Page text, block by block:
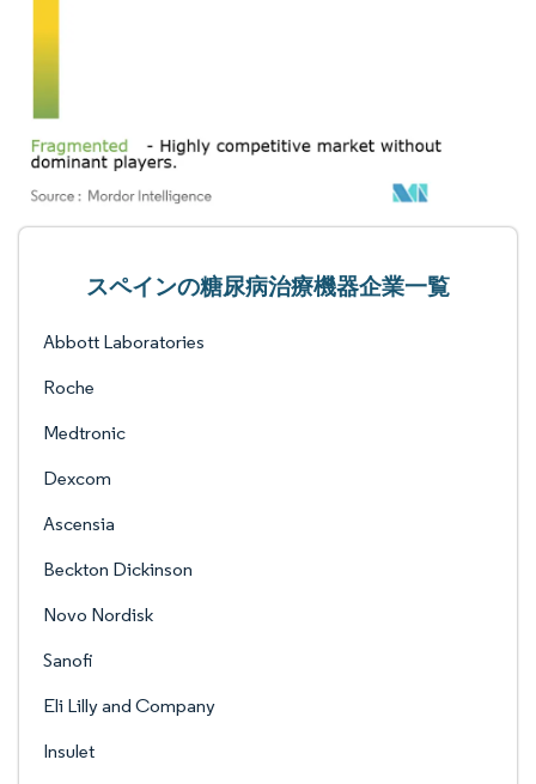
スペインの糖尿病治療機器企業一覧
Abbott Laboratories
Roche
Medtronic
Dexcom
Ascensia
Beckton Dickinson
Novo Nordisk
Sanofi
Eli Lilly and Company
Insulet